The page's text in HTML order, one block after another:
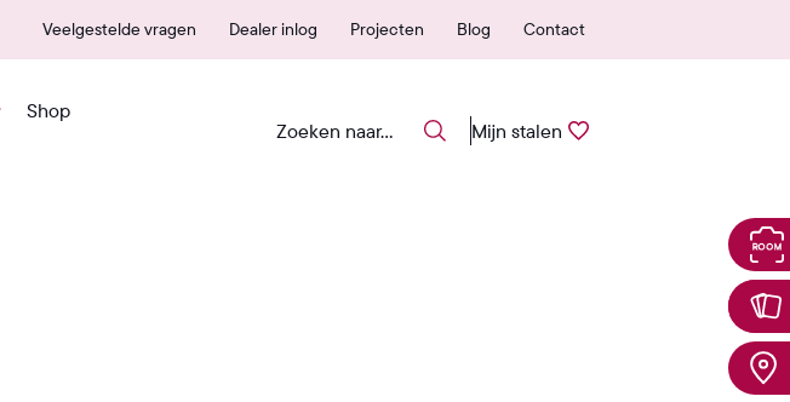
600+ erkende verkooppunten
Veelgestelde vragen Dealer inlog Projecten Blog Contact
Shop
Mijn stalen